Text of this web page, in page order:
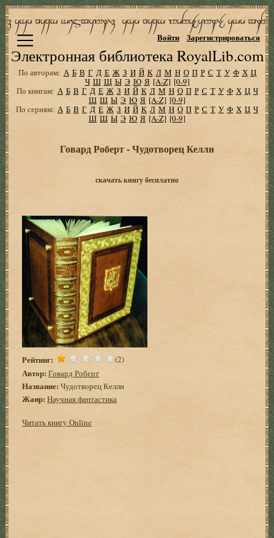
Электронная библиотека RoyalLib.com
Войти Зарегистрироваться
По авторам: А Б В Г Д Е Ж З И Й К Л М Н О П Р С Т У Ф Х Ц
Ч Ш Щ Ы Э Ю Я [A-Z] [0-9]
По книгам: А Б В Г Д Е Ж З И Й К Л М Н О П Р С Т У Ф Х Ц Ч
Ш Щ Ы Э Ю Я [A-Z] [0-9]
По сериям: А Б В Г Д Е Ж З И Й К Л М Н О П Р С Т У Ф Х Ц Ч
Ш Щ Ы Э Ю Я [A-Z] [0-9]
Говард Роберт - Чудотворец Келли
скачать книгу бесплатно
Рейтинг: (2)
Автор: Говард Роберт
Название: Чудотворец Келли
Жанр: Научная фантастика
Читать книгу Online